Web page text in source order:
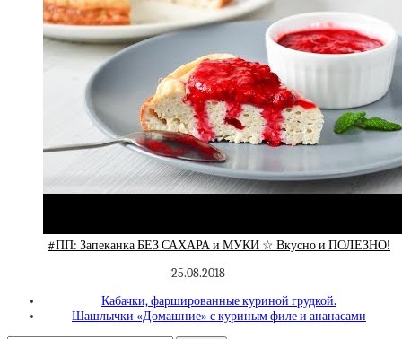
#ПП: Запеканка БЕЗ САХАРА и МУКИ ☆ Вкусно и ПОЛЕЗНО!
25.08.2018
Кабачки, фаршированные куриной грудкой.
Шашлычки «Домашние» с куриным филе и ананасами